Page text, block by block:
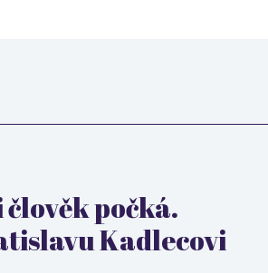
člověk počká.
Kadlecovi